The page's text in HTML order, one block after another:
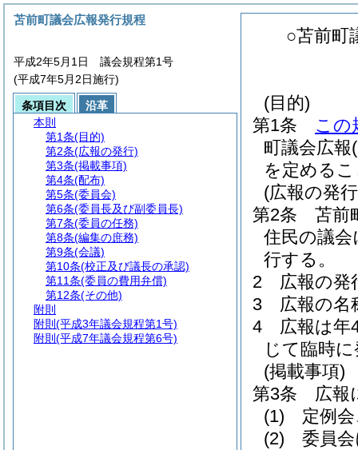
○苫前町
(目的)
第1条
この
町議会広報
を定める
(広報の発
第2条
苫前
住民の議
行する。
2
広報の発
3
広報の名
4
広報は年
じて臨時
(掲載事項)
第3条
広報
(1)
定例
(2)
委員
苫前町議会広報発行規程
平成2年5月1日 議会規程第1号
(平成7年5月2日施行)
条項目次
沿革
本則
第1条(目的)
第2条(広報の発行)
第3条(掲載事項)
第4条(配布)
第5条(委員会)
第6条(委員長及び副委員長)
第7条(委員の任務)
第8条(編集の庶務)
第9条(会議)
第10条(校正及び議長の承認)
第11条(委員の費用弁償)
第12条(その他)
附則
附則 (平成3年議会規程第1号)
附則 (平成7年議会規程第6号)